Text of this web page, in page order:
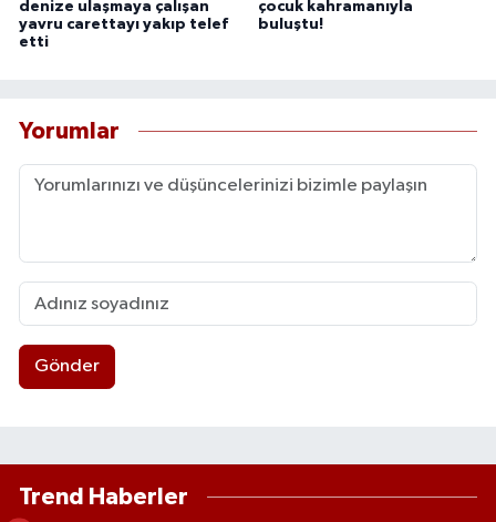
denize ulaşmaya çalışan
yavru carettayı yakıp telef
etti
çocuk kahramanıyla
buluştu!
Yorumlar
Gönder
Trend Haberler